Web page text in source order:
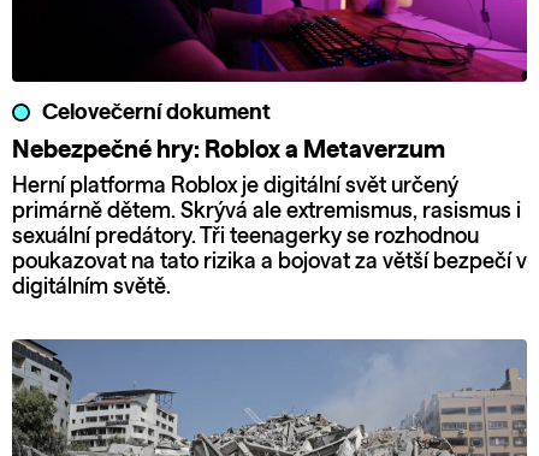
Celovečerní dokument
Nebezpečné hry: Roblox a Metaverzum
Herní platforma Roblox je digitální svět určený
primárně dětem. Skrývá ale extremismus, rasismus i
sexuální predátory. Tři teenagerky se rozhodnou
poukazovat na tato rizika a bojovat za větší bezpečí v
digitálním světě.